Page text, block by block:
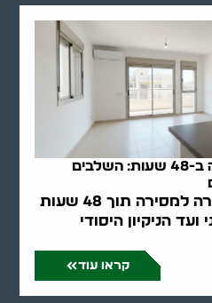
הכינו דירה מוכנה למסירה ב-48 שעות: השלבים
מדריך מקיף להכנת דירה למסירה תוך 48 שעות
הניקיון היסודי
קראו עוד